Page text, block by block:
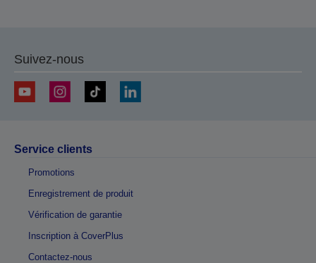
Suivez-nous
Service clients
Promotions
Enregistrement de produit
Vérification de garantie
Inscription à CoverPlus
Contactez-nous